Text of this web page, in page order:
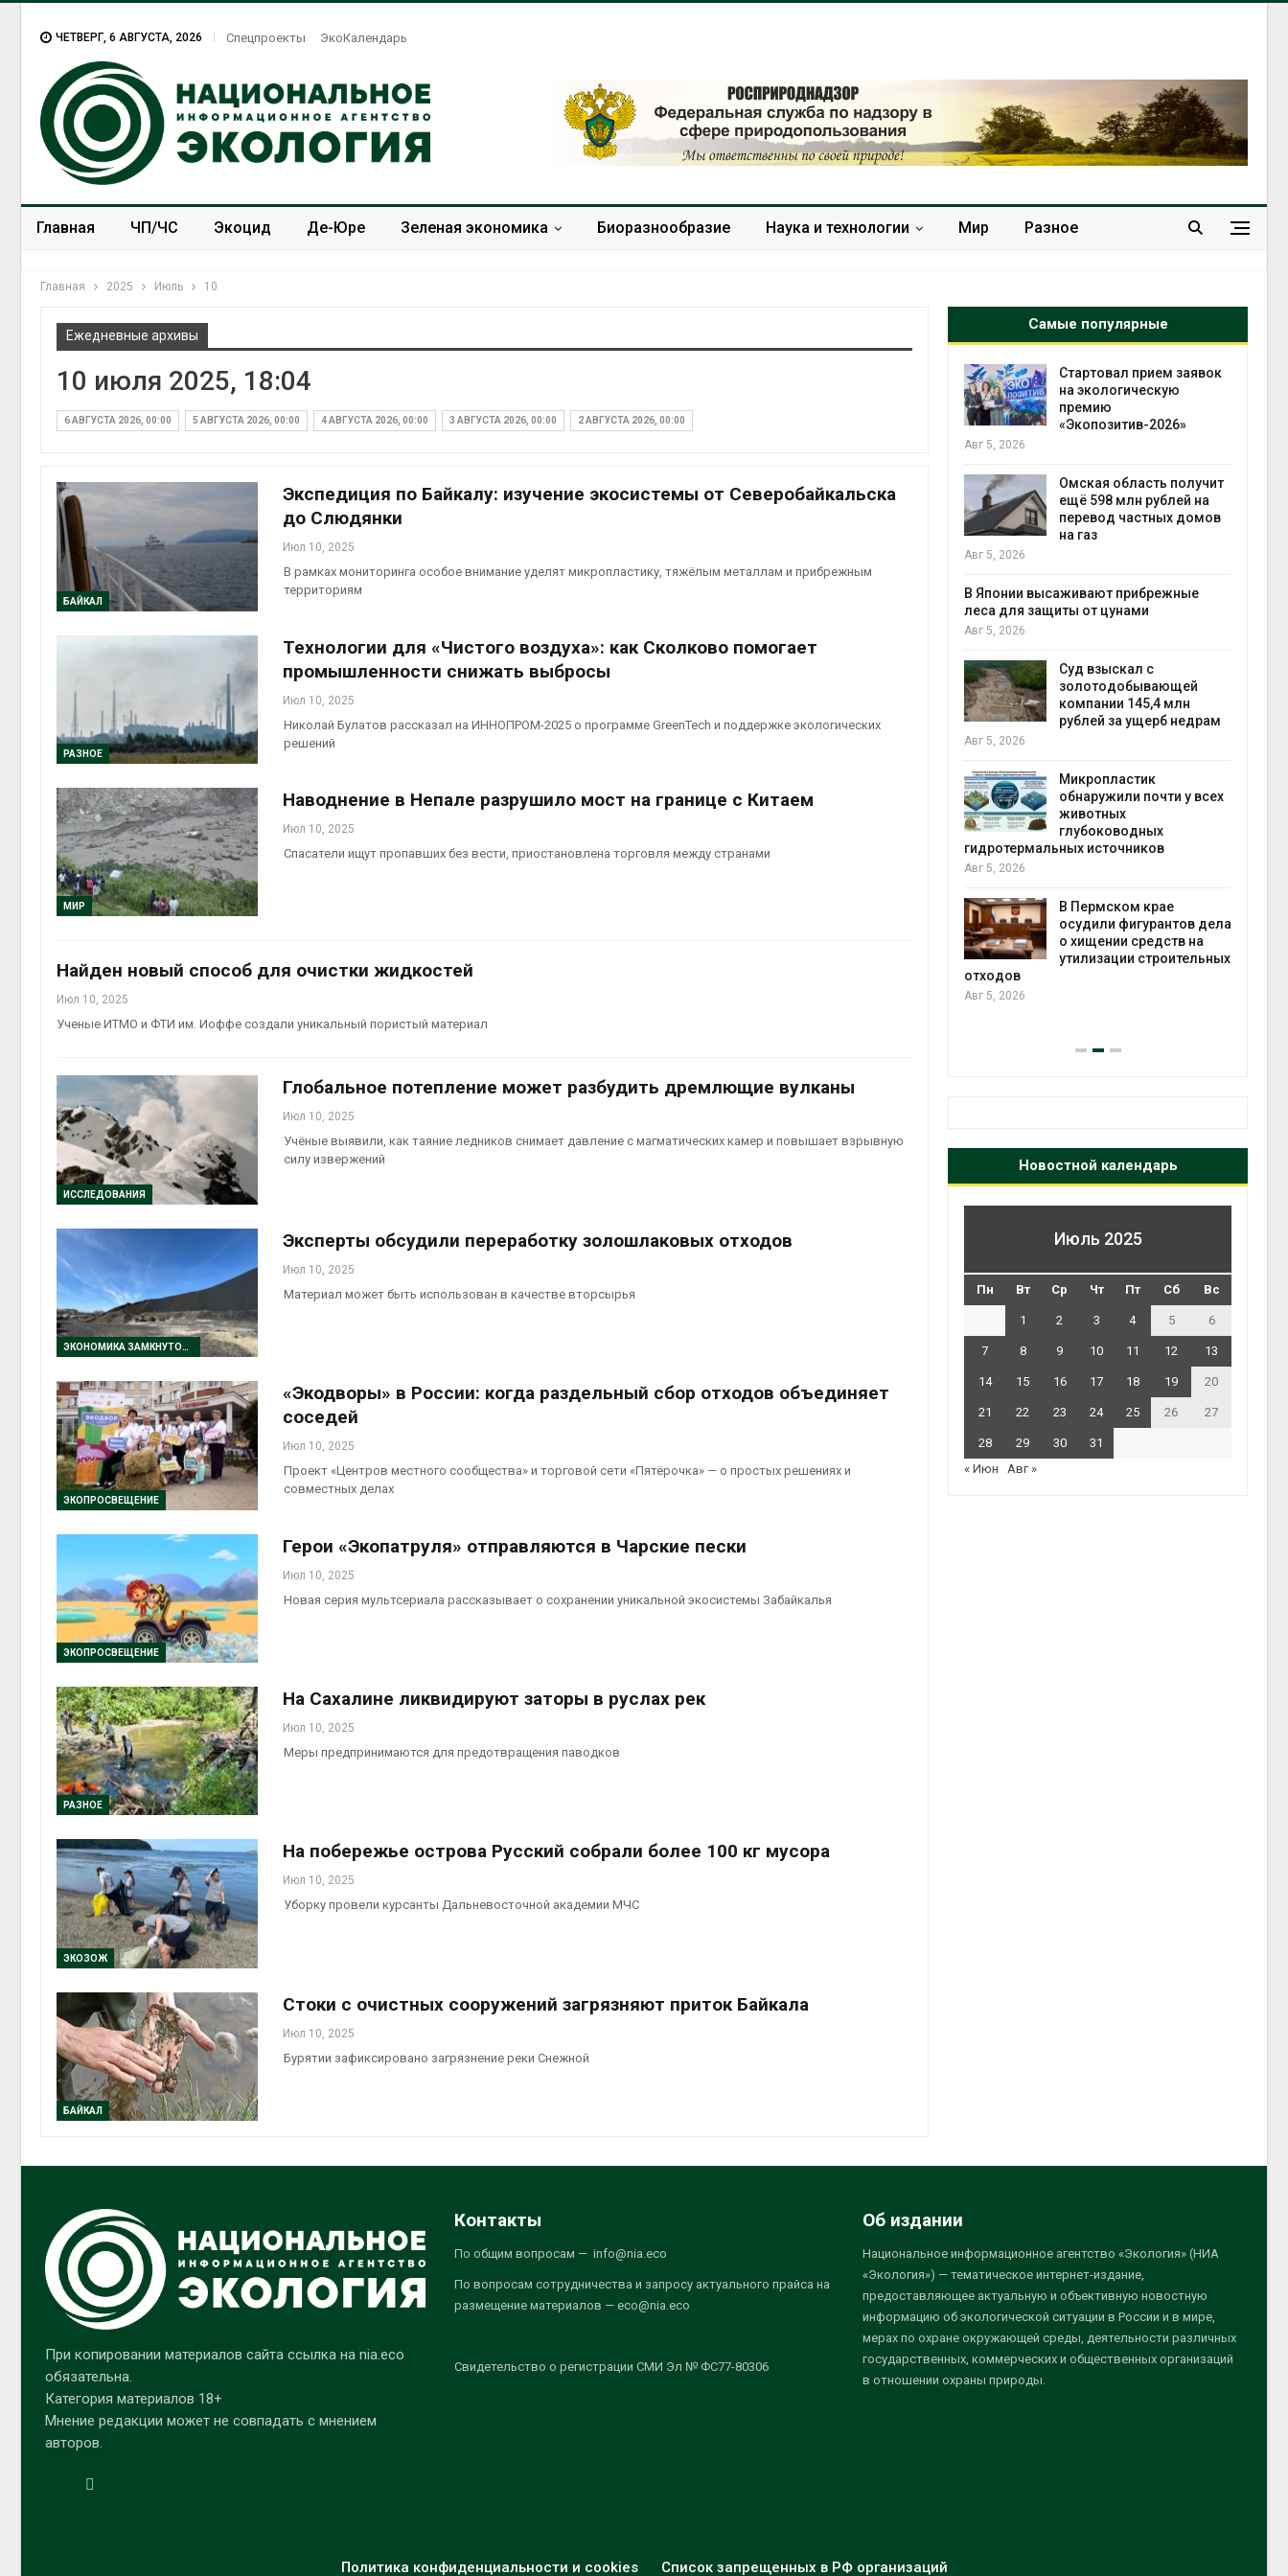
ЧЕТВЕРГ, 6 АВГУСТА, 2026 Спецпроекты ЭкоКалендарь
Главная ЧП/ЧС Экоцид Де-Юре Зеленая экономика Биоразнообразие Наука и технологии Мир Разное
Главная 2025 Июль 10
Ежедневные архивы
10 июля 2025, 18:04
6 АВГУСТА 2026, 00:00 5 АВГУСТА 2026, 00:00 4 АВГУСТА 2026, 00:00 3 АВГУСТА 2026, 00:00 2 АВГУСТА 2026, 00:00
БАЙКАЛ
Экспедиция по Байкалу: изучение экосистемы от Северобайкальска
до Слюдянки
Июл 10, 2025
В рамках мониторинга особое внимание уделят микропластику, тяжёлым металлам и прибрежным
территориям
РАЗНОЕ
Технологии для «Чистого воздуха»: как Сколково помогает
промышленности снижать выбросы
Июл 10, 2025
Николай Булатов рассказал на ИННОПРОМ-2025 о программе GreenTech и поддержке экологических
решений
МИР
Наводнение в Непале разрушило мост на границе с Китаем
Июл 10, 2025
Спасатели ищут пропавших без вести, приостановлена торговля между странами
Найден новый способ для очистки жидкостей
Июл 10, 2025
Ученые ИТМО и ФТИ им. Иоффе создали уникальный пористый материал
ИССЛЕДОВАНИЯ
Глобальное потепление может разбудить дремлющие вулканы
Июл 10, 2025
Учёные выявили, как таяние ледников снимает давление с магматических камер и повышает взрывную
силу извержений
ЭКОНОМИКА ЗАМКНУТОГО ЦИКЛА
Эксперты обсудили переработку золошлаковых отходов
Июл 10, 2025
Материал может быть использован в качестве вторсырья
ЭКОПРОСВЕЩЕНИЕ
«Экодворы» в России: когда раздельный сбор отходов объединяет
соседей
Июл 10, 2025
Проект «Центров местного сообщества» и торговой сети «Пятёрочка» — о простых решениях и
совместных делах
ЭКОПРОСВЕЩЕНИЕ
Герои «Экопатруля» отправляются в Чарские пески
Июл 10, 2025
Новая серия мультсериала рассказывает о сохранении уникальной экосистемы Забайкалья
РАЗНОЕ
На Сахалине ликвидируют заторы в руслах рек
Июл 10, 2025
Меры предпринимаются для предотвращения паводков
ЭКОЗОЖ
На побережье острова Русский собрали более 100 кг мусора
Июл 10, 2025
Уборку провели курсанты Дальневосточной академии МЧС
БАЙКАЛ
Cтоки с очистных сооружений загрязняют приток Байкала
Июл 10, 2025
Бурятии зафиксировано загрязнение реки Снежной
Самые популярные
систему сбора отходов
Авг 5, 2026
отслеживать
нагрузки на Байкал
Авг 5, 2026
исчезновения крокодилы
В России изменили
паводков,
лесоустройства,
Авг 4, 2026
стоимость установки
солнечных панелей для
Москвариум отметит 11-
терроризме
использовать
Авг 5, 2026
Стартовал прием заявок
на экологическую
премию
«Экопозитив-2026»
Авг 5, 2026
Омская область получит
ещё 598 млн рублей на
перевод частных домов
на газ
Авг 5, 2026
В Японии высаживают прибрежные
леса для защиты от цунами
Авг 5, 2026
Суд взыскал с
золотодобывающей
компании 145,4 млн
рублей за ущерб недрам
Авг 5, 2026
Микропластик
обнаружили почти у всех
животных
глубоководных
гидротермальных источников
Авг 5, 2026
В Пермском крае
осудили фигурантов дела
о хищении средств на
утилизации строительных
отходов
Авг 5, 2026
Новостной календарь
Июль 2025
Пн Вт Ср Чт Пт Сб Вс
1 2 3 4 5 6
7 8 9 10 11 12 13
14 15 16 17 18 19 20
21 22 23 24 25 26 27
28 29 30
31
« Июн
Авг »
При копировании материалов сайта ссылка на nia.eco
обязательна.
Категория материалов 18+
Мнение редакции может не совпадать с мнением
авторов.
Контакты
По общим вопросам — info@nia.eco
По вопросам сотрудничества и запросу актуального прайса на
размещение материалов — eco@nia.eco
Свидетельство о регистрации СМИ Эл № ФС77-80306
Об издании
Национальное информационное агентство «Экология» (НИА
«Экология») — тематическое интернет-издание,
предоставляющее актуальную и объективную новостную
информацию об экологической ситуации в России и в мире,
мерах по охране окружающей среды, деятельности различных
государственных, коммерческих и общественных организаций
в отношении охраны природы.
Политика конфиденциальности и cookies Список запрещенных в РФ организаций